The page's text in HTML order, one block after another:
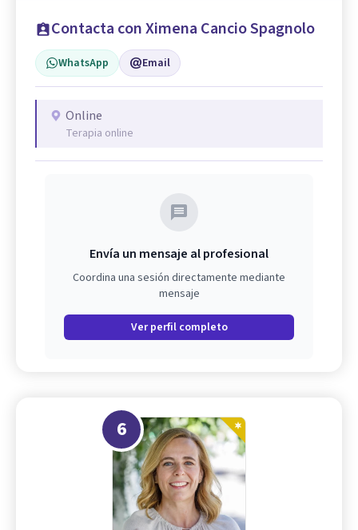
Contacta con Ximena Cancio Spagnolo
WhatsApp Email
Online
Terapia online
Envía un mensaje al profesional
Coordina una sesión directamente mediante
mensaje
Ver perfil completo
6